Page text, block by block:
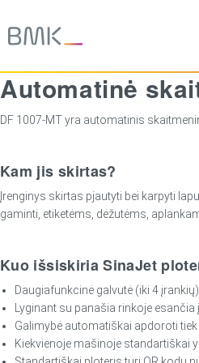
Automatinė
DF 1007-MT yra automatinis
Kam jis skirtas?
Įrenginys skirtas pjautyti bei karpyti
gaminti, etiketėms, dėžutėms,
Kuo išsiskiria SinaJet
Daugiafunkcinė galvutė (iki 4
Lyginant su panašia rinkoje
Galimybė automatiškai apdoroti
Kiekvienoje mašinoje standartiškai